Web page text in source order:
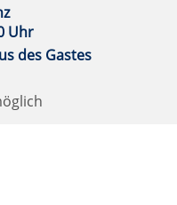
Uhr
des Gastes